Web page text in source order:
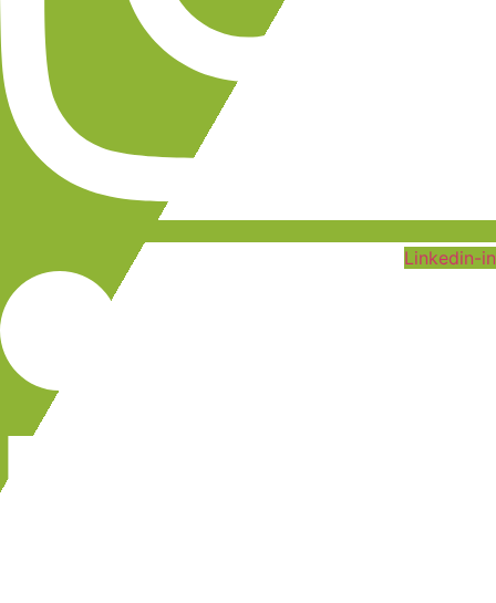
Linkedin-in